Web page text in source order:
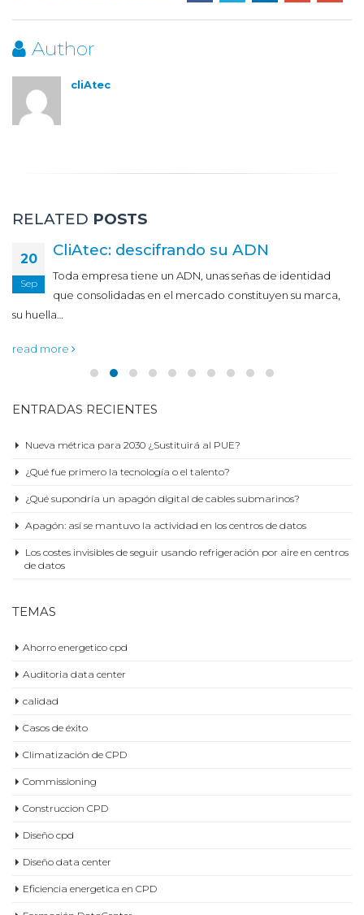
Author
cliAtec
RELATED POSTS
20
Sep
CliAtec: descifrando su ADN
Toda empresa tiene un ADN, unas señas de identidad
que consolidadas en el mercado constituyen su marca,
su huella…
read more
ENTRADAS RECIENTES
Nueva métrica para 2030 ¿Sustituirá al PUE?
¿Qué fue primero la tecnología o el talento?
¿Qué supondría un apagón digital de cables submarinos?
Apagón: así se mantuvo la actividad en los centros de datos
Los costes invisibles de seguir usando refrigeración por aire en centros
de datos
TEMAS
Ahorro energetico cpd
Auditoria data center
calidad
Casos de éxito
Climatización de CPD
Commissioning
Construccion CPD
Diseño cpd
Diseño data center
Eficiencia energetica en CPD